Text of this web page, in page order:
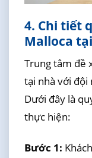
4. Chi tiết
Malloca
Trung tâm đề
tại nhà với đội
Dưới đây là
thực hiện:
Bước 1: